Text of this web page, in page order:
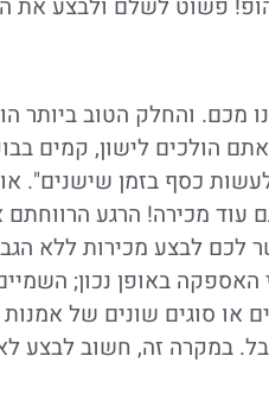
פשוט לשלם ולבצע את
מכם. והחלק הטוב ביותר
הולכים לישון, קמים
כסף בזמן שישנים".
עוד מכירה! הרגע
לבצע מכירות ללא
באופן נכון;
או סוגים שונים של
במקרה זה, חשוב לבצע